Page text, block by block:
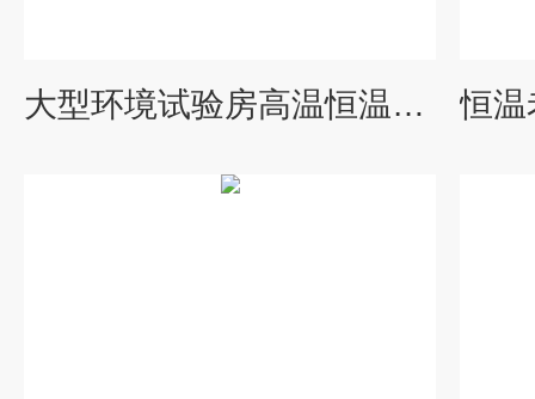
大型环境试验房高温恒温老化房安全操作